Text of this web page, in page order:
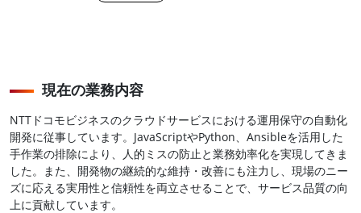
現在の業務内容
NTTドコモビジネスのクラウドサービスにおける運用保守の自動化
開発に従事しています。JavaScriptやPython、Ansibleを活用した
手作業の排除により、人的ミスの防止と業務効率化を実現してきま
した。また、開発物の継続的な維持・改善にも注力し、現場のニー
ズに応える実用性と信頼性を両立させることで、サービス品質の向
上に貢献しています。